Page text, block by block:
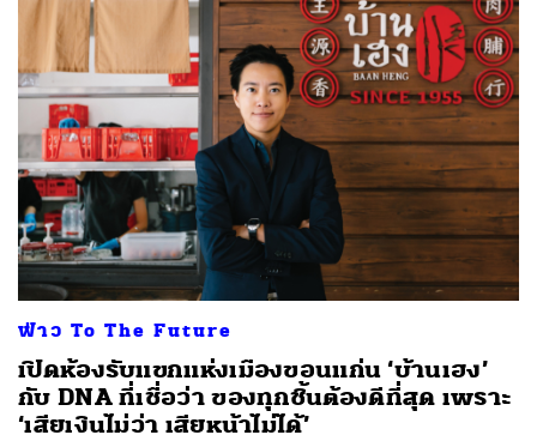
ฟ่าว To The Future
เปิดห้องรับแขกแห่งเมืองขอนแก่น ‘บ้านเฮง’
กับ DNA ที่เชื่อว่า ของทุกชิ้นต้องดีที่สุด เพราะ
‘เสียเงินไม่ว่า เสียหน้าไม่ได้’